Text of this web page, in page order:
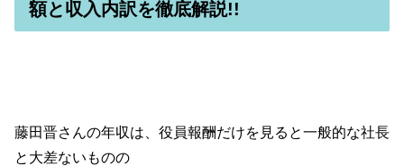
額と収入内訳を徹底解説!!
藤田晋さんの年収は、役員報酬だけを見ると一般的な社長
と大差ないものの